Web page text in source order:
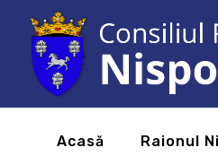
Acasă Raionul